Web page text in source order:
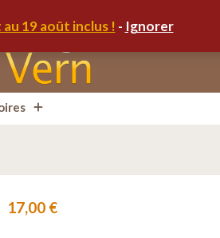
19 août inclus ! - Ignorer
17,00 €